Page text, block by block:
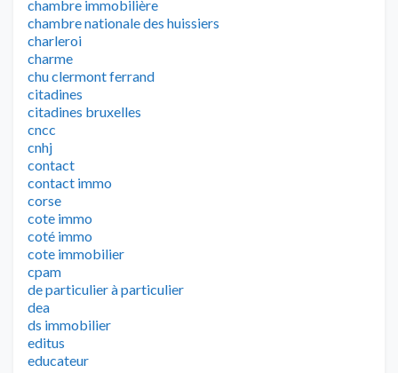
chambre immobilière
chambre nationale des huissiers
charleroi
charme
chu clermont ferrand
citadines
citadines bruxelles
cncc
cnhj
contact
contact immo
corse
cote immo
coté immo
cote immobilier
cpam
de particulier à particulier
dea
ds immobilier
editus
educateur